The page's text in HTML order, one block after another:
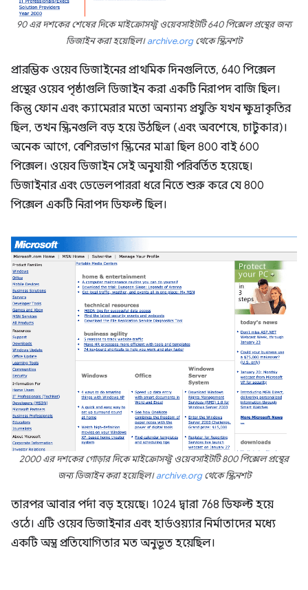
90 এর দশকের শেষের দিকে মাইক্রোসফ্ট ওয়েবসাইটটি 640 পিক্সেল প্রস্থের জন্য
ডিজাইন করা হয়েছিল।archive.orgথেকে স্ক্রিনশট
প্রারম্ভিক ওয়েব ডিজাইনের প্রাথমিক দিনগুলিতে, 640 পিক্সেল
প্রস্থের ওয়েব পৃষ্ঠাগুলি ডিজাইন করা একটি নিরাপদ বাজি ছিল।
কিন্তু ফোন এবং ক্যামেরার মতো অন্যান্য প্রযুক্তি যখন ক্ষুদ্রাকৃতির
ছিল, তখন স্ক্রিনগুলি বড় হয়ে উঠছিল (এবং অবশেষে, চাটুকার)।
অনেক আগে, বেশিরভাগ স্ক্রিনের মাত্রা ছিল 800 বাই 600
পিক্সেল। ওয়েব ডিজাইন সেই অনুযায়ী পরিবর্তিত হয়েছে।
ডিজাইনার এবং ডেভেলপাররা ধরে নিতে শুরু করে যে 800
পিক্সেল একটি নিরাপদ ডিফল্ট ছিল।
2000 এর দশকের গোড়ার দিকে মাইক্রোসফ্ট ওয়েবসাইটটি 800 পিক্সেল প্রস্থের
জন্য ডিজাইন করা হয়েছিল।archive.orgথেকে স্ক্রিনশট
তারপর আবার পর্দা বড় হয়েছে। 1024 দ্বারা 768 ডিফল্ট হয়ে
ওঠে। এটি ওয়েব ডিজাইনার এবং হার্ডওয়্যার নির্মাতাদের মধ্যে
একটি অস্ত্র প্রতিযোগিতার মত অনুভূত হয়েছিল।